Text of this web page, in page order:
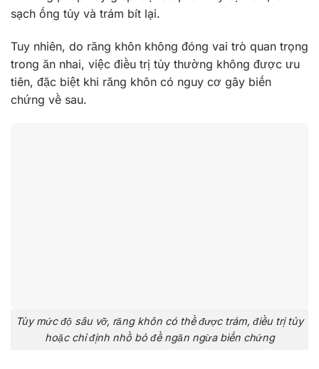
sạch ống tủy và trám bít lại.
Tuy nhiên, do răng khôn không đóng vai trò quan trọng
trong ăn nhai, việc điều trị tủy thường không được ưu
tiên, đặc biệt khi răng khôn có nguy cơ gây biến
chứng về sau.
Tùy mức độ sâu vỡ, răng khôn có thể được trám, điều trị tủy
hoặc chỉ định nhổ bỏ để ngăn ngừa biến chứng